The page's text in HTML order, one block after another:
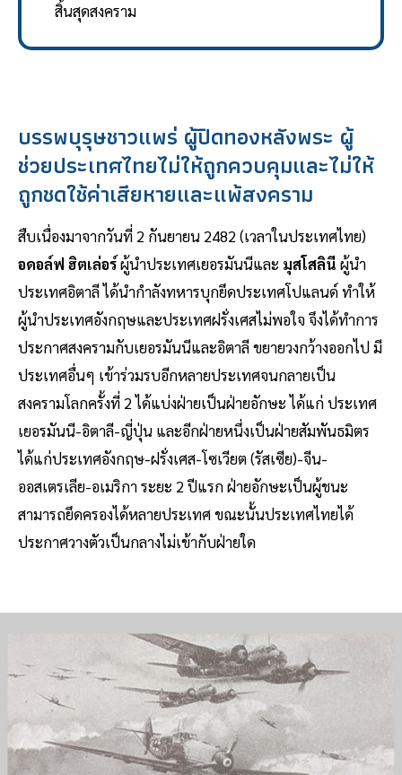
สิ้นสุดสงคราม
บรรพบุรุษชาวแพร่ ผู้ปิดทองหลังพระ ผู้
ช่วยประเทศไทยไม่ให้ถูกควบคุมและไม่ให้
ถูกชดใช้ค่าเสียหายและแพ้สงคราม
สืบเนื่องมาจากวันที่ 2 กันยายน 2482 (เวลาในประเทศไทย)
อดอล์ฟ ฮิตเล่อร์ผู้นำประเทศเยอรมันนีและ มุสโสลินี ผู้นำ
ประเทศอิตาลี ได้นำกำลังทหารบุกยึดประเทศโปแลนด์ ทำให้
ผู้นำประเทศอังกฤษและประเทศฝรั่งเศสไม่พอใจ จึงได้ทำการ
ประกาศสงครามกับเยอรมันนีและอิตาลี ขยายวงกว้างออกไป มี
ประเทศอื่นๆ เข้าร่วมรบอีกหลายประเทศจนกลายเป็น
สงครามโลกครั้งที่ 2 ได้แบ่งฝ่ายเป็นฝ่ายอักษะ ได้แก่ ประเทศ
เยอรมันนี-อิตาลี-ญี่ปุ่น และอีกฝ่ายหนึ่งเป็นฝ่ายสัมพันธมิตร
ได้แก่ประเทศอังกฤษ-ฝรั่งเศส-โซเวียต (รัสเซีย)-จีน-
ออสเตรเลีย-อเมริกา ระยะ 2 ปีแรก ฝ่ายอักษะเป็นผู้ชนะ
สามารถยึดครองได้หลายประเทศ ขณะนั้นประเทศไทยได้
ประกาศวางตัวเป็นกลางไม่เข้ากับฝ่ายใด